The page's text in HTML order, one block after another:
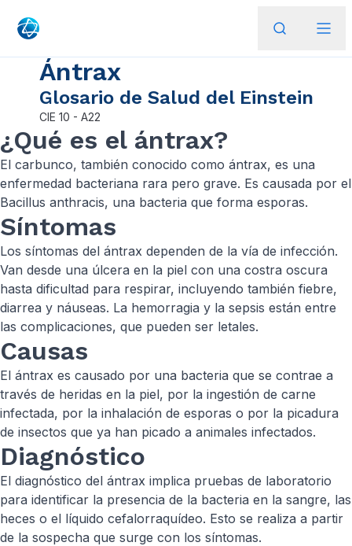
Ántrax
Glosario de Salud del Einstein
CIE 10 - A22
¿Qué es el ántrax?
El carbunco, también conocido como ántrax, es una
enfermedad bacteriana rara pero grave. Es causada por el
Bacillus anthracis, una bacteria que forma esporas.
Síntomas
Los síntomas del ántrax dependen de la vía de infección.
Van desde una úlcera en la piel con una costra oscura
hasta dificultad para respirar, incluyendo también fiebre,
diarrea y náuseas. La hemorragia y la sepsis están entre
las complicaciones, que pueden ser letales.
Causas
El ántrax es causado por una bacteria que se contrae a
través de heridas en la piel, por la ingestión de carne
infectada, por la inhalación de esporas o por la picadura
de insectos que ya han picado a animales infectados.
Diagnóstico
El diagnóstico del ántrax implica pruebas de laboratorio
para identificar la presencia de la bacteria en la sangre, las
heces o el líquido cefalorraquídeo. Esto se realiza a partir
de la sospecha que surge con los síntomas.